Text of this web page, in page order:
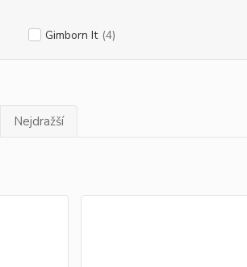
Gimborn It (4)
Nejdražší